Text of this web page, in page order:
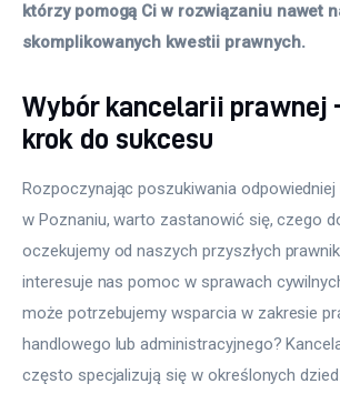
którzy pomogą Ci w rozwiązaniu nawet
skomplikowanych kwestii prawnych.
Wybór kancelarii prawnej
krok do sukcesu
Rozpoczynając poszukiwania odpowiedniej
w Poznaniu, warto zastanowić się, czego
oczekujemy od naszych przyszłych
interesuje nas pomoc w sprawach
może potrzebujemy wsparcia w zakresie
handlowego lub administracyjnego?
często specjalizują się w określonych